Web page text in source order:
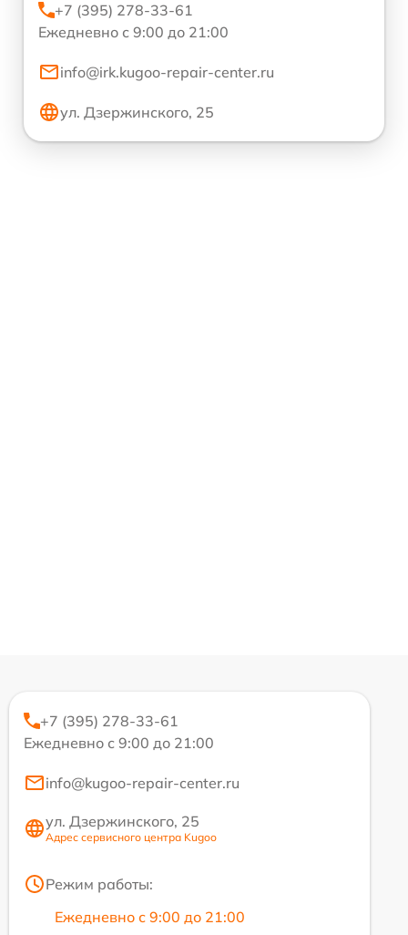
+7 (395) 278-33-61
Ежедневно с 9:00 до 21:00
info@irk.kugoo-repair-center.ru
ул. Дзержинского, 25
+7 (395) 278-33-61
Ежедневно с 9:00 до 21:00
info@kugoo-repair-center.ru
ул. Дзержинского, 25
Адрес сервисного центра Kugoo
Режим работы:
Ежедневно с 9:00 до 21:00